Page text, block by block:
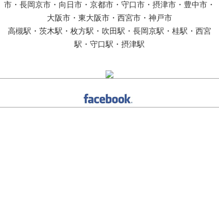
市・長岡京市・向日市・京都市・守口市・摂津市・豊中市・
大阪市・東大阪市・西宮市・神戸市
高槻駅・茨木駅・枚方駅・吹田駅・長岡京駅・桂駅・西宮
駅・守口駅・摂津駅